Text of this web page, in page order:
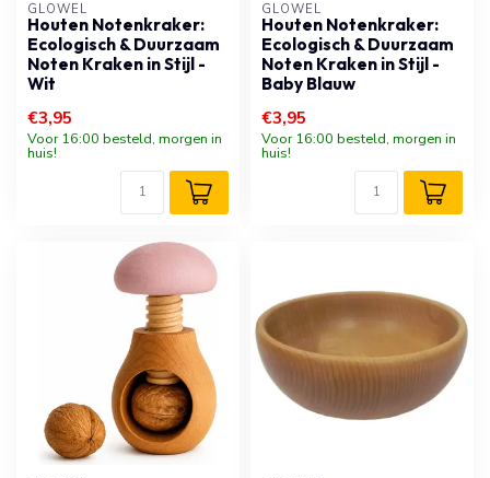
GLOWEL
Houten Notenkraker:
Ecologisch & Duurzaam
Noten Kraken in Stijl -
Wit
€3,95
Voor 16:00 besteld, morgen in
huis!
GLOWEL
Houten Notenkraker:
Ecologisch & Duurzaam
Noten Kraken in Stijl -
Baby Blauw
€3,95
Voor 16:00 besteld, morgen in
huis!